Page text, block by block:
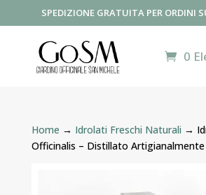
SPEDIZIONE GRATUITA PER ORDINI
0
Home → Idrolati Freschi Naturali →
Officinalis – Distillato Artigianalmente